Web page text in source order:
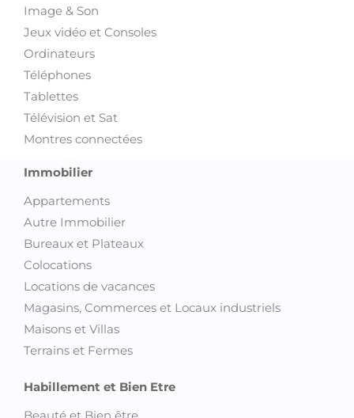
Image & Son
Jeux vidéo et Consoles
Ordinateurs
Téléphones
Tablettes
Télévision et Sat
Montres connectées
Immobilier
Appartements
Autre Immobilier
Bureaux et Plateaux
Colocations
Locations de vacances
Magasins, Commerces et Locaux industriels
Maisons et Villas
Terrains et Fermes
Habillement et Bien Etre